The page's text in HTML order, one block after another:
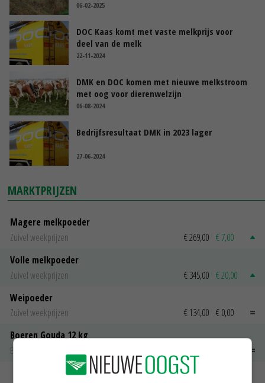
06-02-2025
DOC Kaas komt met vaste melkprijs voor
deel van de melk
22-11-2024
DMK en DOC komen met nieuwe melkstroom
met oog voor dierenwelzijn
06-08-2024
Bedrijfsresultaat DMK in 2023 lager
27-06-2024
MARKTPRIJZEN
Magere melkpoeder
Zuivel weekprijzen
€ 269,00 € 7,00
Volle melkpoeder
Zuivel weekprijzen
€ 345,00 € 20,00
Weipoeder
Zuivel weekprijzen
€ 134,00 € 0,00
Boeren Gouda 12 kg
Boerenkaas